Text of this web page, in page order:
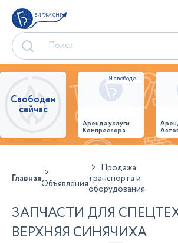
БИРЖА СНГ
Свободен
сейчас
Аренда услуги
Компрессора
ГлавнаяОбъявления
Продажа
транспорта и
оборудования
ЗАПЧАСТИ ДЛЯ
ВЕРХНЯЯ СИНЯЧИХА